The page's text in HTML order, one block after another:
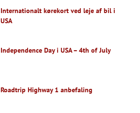
Internationalt kørekort ved leje af bil i
USA
Independence Day i USA – 4th of July
Roadtrip Highway 1 anbefaling